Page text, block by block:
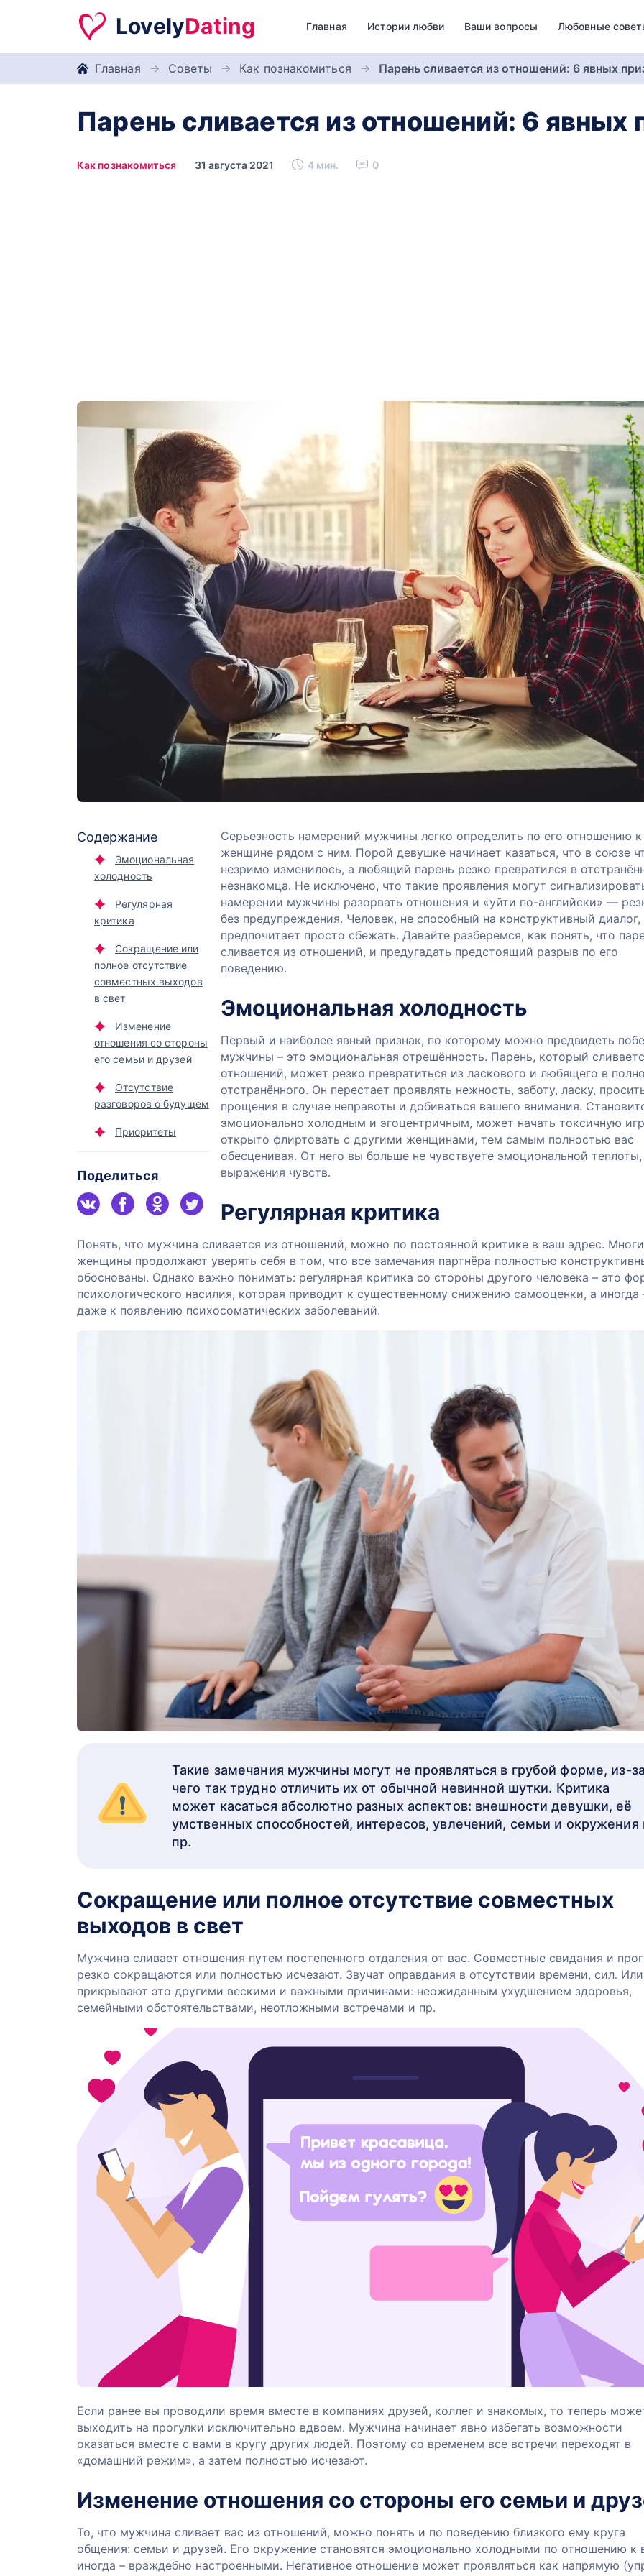
LovelyDating Главная Истории любви Ваши вопросы Любовные
Главная Советы Как познакомиться Парень сливается из отношений: 6 явных
Парень сливается из отношений: 6 явных
Как познакомиться 31 августа 2021 4 мин. 0
Содержание
Эмоциональная
холодность
Регулярная
критика
Сокращение или
полное отсутствие
совместных выходов
в свет
Изменение
отношения со стороны
его семьи и друзей
Отсутствие
разговоров о будущем
Приоритеты
Поделиться
Серьезность намерений мужчины легко определить по его отношению к
женщине рядом с ним. Порой девушке начинает казаться, что в союзе
незримо изменилось, а любящий парень резко превратился в
незнакомца. Не исключено, что такие проявления могут
намерении мужчины разорвать отношения и «уйти по-английски» —
без предупреждения. Человек, не способный на конструктивный диалог,
предпочитает просто сбежать. Давайте разберемся, как понять, что
сливается из отношений, и предугадать предстоящий разрыв по его
поведению.
Эмоциональная холодность
Первый и наиболее явный признак, по которому можно предвидеть
мужчины – это эмоциональная отрешённость. Парень, который
отношений, может резко превратиться из ласкового и любящего в
отстранённого. Он перестает проявлять нежность, заботу, ласку,
прощения в случае неправоты и добиваться вашего внимания.
эмоционально холодным и эгоцентричным, может начать токсичную
открыто флиртовать с другими женщинами, тем самым полностью вас
обесценивая. От него вы больше не чувствуете эмоциональной теплоты,
выражения чувств.
Регулярная критика
Понять, что мужчина сливается из отношений, можно по постоянной критике в ваш адрес.
женщины продолжают уверять себя в том, что все замечания партнёра полностью
обоснованы. Однако важно понимать: регулярная критика со стороны другого человека – это
психологического насилия, которая приводит к существенному снижению самооценки, а
даже к появлению психосоматических заболеваний.
Такие замечания мужчины могут не проявляться в грубой форме, из-
чего так трудно отличить их от обычной невинной шутки. Критика
может касаться абсолютно разных аспектов: внешности девушки, её
умственных способностей, интересов, увлечений, семьи и окружения
пр.
Сокращение или полное отсутствие совместных
выходов в свет
Мужчина сливает отношения путем постепенного отдаления от вас. Совместные свидания и
резко сокращаются или полностью исчезают. Звучат оправдания в отсутствии времени, сил. Или
прикрывают это другими вескими и важными причинами: неожиданным ухудшением здоровья,
семейными обстоятельствами, неотложными встречами и пр.
Если ранее вы проводили время вместе в компаниях друзей, коллег и знакомых, то теперь
выходить на прогулки исключительно вдвоем. Мужчина начинает явно избегать возможности
оказаться вместе с вами в кругу других людей. Поэтому со временем все встречи переходят в
«домашний режим», а затем полностью исчезают.
Изменение отношения со стороны его семьи и
То, что мужчина сливает вас из отношений, можно понять и по поведению близкого ему круга
общения: семьи и друзей. Его окружение становятся эмоционально холодными по отношению к
иногда – враждебно настроенными. Негативное отношение может проявляться как напрямую